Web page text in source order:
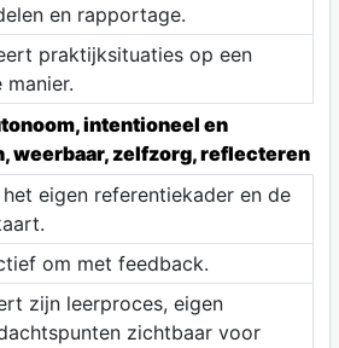
en rapportage.
praktijksituaties op een
intentioneel en
weerbaar, zelfzorg, reflecteren
eigen referentiekader en de
om met feedback.
zijn leerproces, eigen
zichtbaar voor